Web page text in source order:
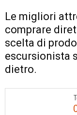
Le migliori
comprare
scelta di
escursionista
dietro.